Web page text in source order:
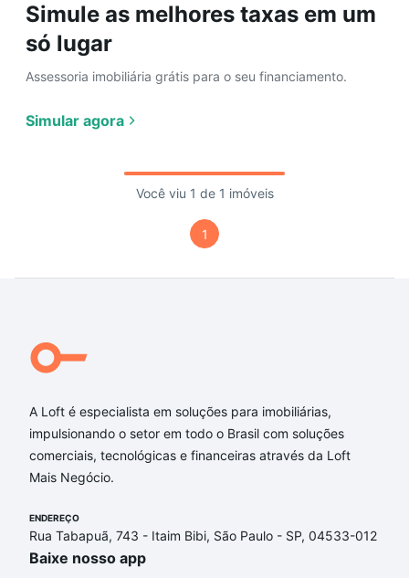
Simule as melhores taxas em um
só lugar
Assessoria imobiliária grátis para o seu financiamento.
Simular agora
Você viu 1 de 1 imóveis
1
A Loft é especialista em soluções para imobiliárias,
impulsionando o setor em todo o Brasil com soluções
comerciais, tecnológicas e financeiras através da Loft
Mais Negócio.
ENDEREÇO
Rua Tabapuã, 743 - Itaim Bibi, São Paulo - SP, 04533-012
Baixe nosso app